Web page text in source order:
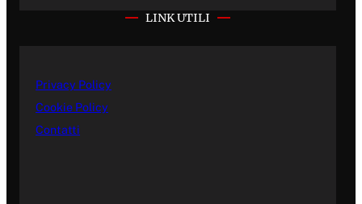
LINK UTILI
Privacy Policy
Cookie Policy
Contatti